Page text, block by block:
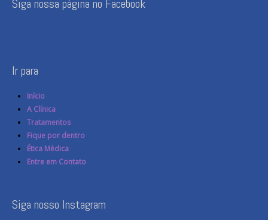
Siga nossa página no Facebook
Ir para
Início
A Clínica
Tratamentos
Fique por dentro
Ética Médica
Entre em Contato
Siga nosso Instagram